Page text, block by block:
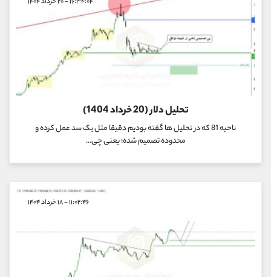
تحلیل دلار (20 خرداد 1404)
ناحیه 81 که در تحلیل ها گفته بودیم دقیقا مثل یک سد عمل کرده و
محدوده تصمیم شده؛ یعنی چی...
۱۱:۰۲:۴۶ - ۱۸ خرداد ۱۴۰۴